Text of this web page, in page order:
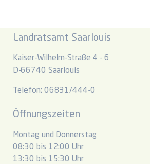
Landratsamt Saarlouis
Kaiser-Wilhelm-Straße 4 - 6
D-66740 Saarlouis
Telefon: 06831/444-0
Öffnungszeiten
Montag und Donnerstag
08:30 bis 12:00 Uhr
13:30 bis 15:30 Uhr